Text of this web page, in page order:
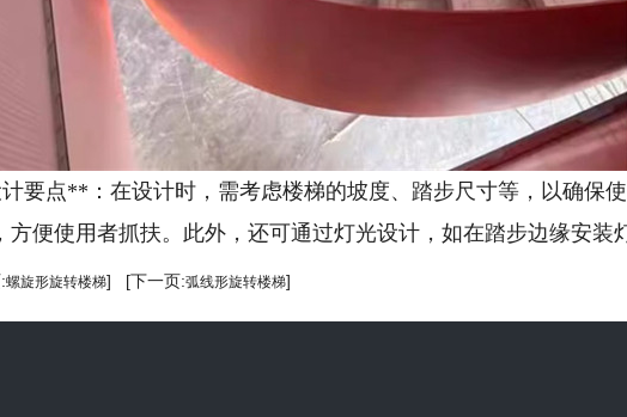
要点**：在设计时，需考虑楼梯的坡度、踏步尺寸等，以确保
方便使用者抓扶。此外，还可通过灯光设计，如在踏步边缘安装
螺旋形旋转楼梯] [下一页:弧线形旋转楼梯]